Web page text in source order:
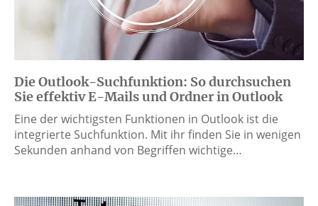
Die Outlook-Suchfunktion: So durchsuchen
Sie effektiv E-Mails und Ordner in Outlook
Eine der wichtigsten Funktionen in Outlook ist die
integrierte Suchfunktion. Mit ihr finden Sie in wenigen
Sekunden anhand von Begriffen wichtige…